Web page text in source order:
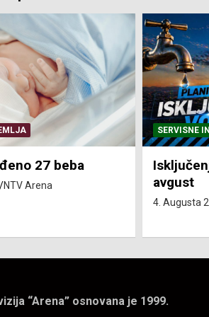
– utorak 4.
SERVISNE
4. avgust
4. Augusta
“Arena” osnovana je 1999.